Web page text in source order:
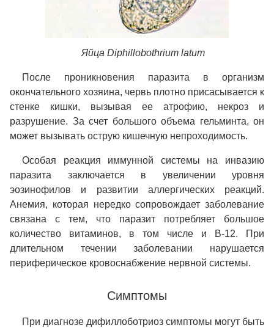
Яйца Diphillobothrium latum
После проникновения паразита в организм
окончательного хозяина, червь плотно присасывается к
стенке кишки, вызывая ее атрофию, некроз и
разрушение. За счет большого объема гельминта, он
может вызывать острую кишечную непроходимость.
Особая реакция иммунной системы на инвазию
паразита заключается в увеличении уровня
эозинофилов и развитии аллергических реакций.
Анемия, которая нередко сопровождает заболевание
связана с тем, что паразит потребляет большое
количество витаминов, в том числе и В-12. При
длительном течении заболевании нарушается
периферическое кровоснабжение нервной системы.
Симптомы
При диагнозе дифиллоботриоз симптомы могут быть